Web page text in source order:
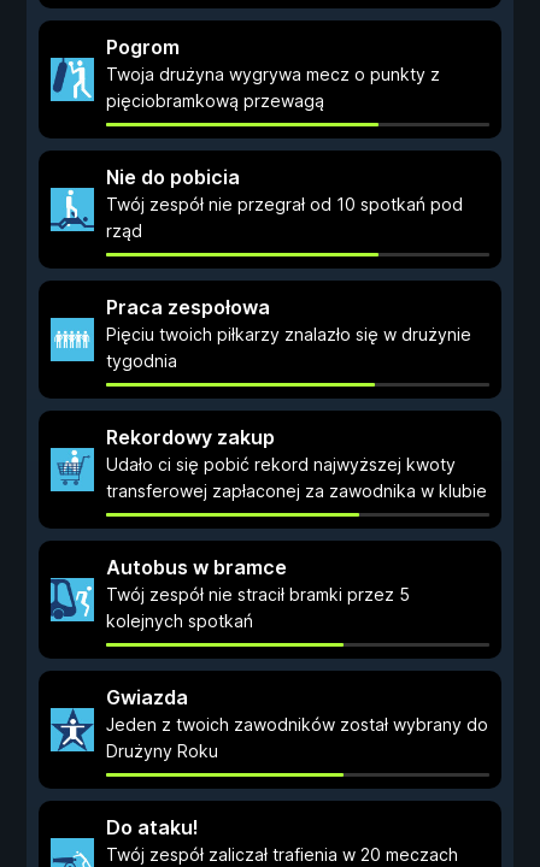
Pogrom
Twoja drużyna wygrywa mecz o punkty z
pięciobramkową przewagą
Nie do pobicia
Twój zespół nie przegrał od 10 spotkań pod
rząd
Praca zespołowa
Pięciu twoich piłkarzy znalazło się w drużynie
tygodnia
Rekordowy zakup
Udało ci się pobić rekord najwyższej kwoty
transferowej zapłaconej za zawodnika w klubie
Autobus w bramce
Twój zespół nie stracił bramki przez 5
kolejnych spotkań
Gwiazda
Jeden z twoich zawodników został wybrany do
Drużyny Roku
Do ataku!
Twój zespół zaliczał trafienia w 20 meczach